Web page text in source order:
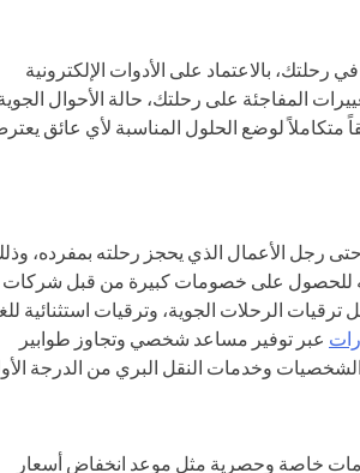
بالاعتماد على الأدوات الإلكترونية
المفاجئة على رحلتك، حالة الأحوال
متكاملاً لوضع الحلول المناسبة لأي عائق
رجل الأعمال الذي يحجز رحلته بمفرده،
للحصول على خصومات كبيرة من قبل شركات
الرحلات الجوية، وترقيات استثنائية
عبر توفير مساعد شخصي وتجاوز طوابير
الشخصيات وخدمات النقل البري من الدرجة
خاصة وحصرية مثل موعد انخفاض أسعار